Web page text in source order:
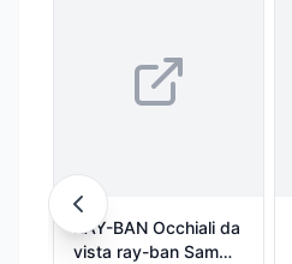
RAY-BAN Occhiali da
vista ray-ban Sam